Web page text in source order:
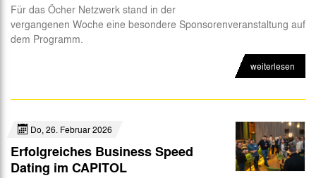
Für das Öcher Netzwerk stand in der
vergangenen Woche eine besondere Sponsorenveranstaltung auf
dem Programm.
weiterlesen
Do, 26. Februar 2026
Erfolgreiches Business Speed
Dating im CAPITOL